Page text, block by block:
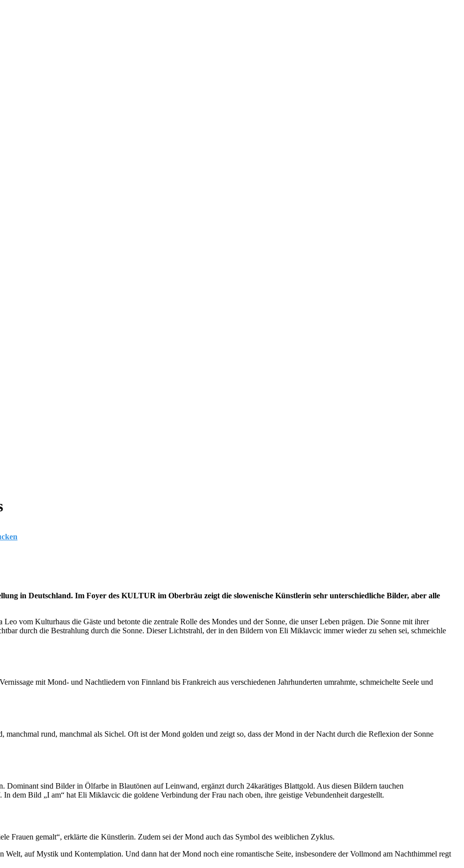
in Deutschland. Im Foyer des KULTUR im Oberbräu zeigt die slowenische Künstlerin sehr unterschiedliche Bilder, aber alle
Leo vom Kulturhaus die Gäste und betonte die zentrale Rolle des Mondes und der Sonne, die unser Leben prägen. Die Sonne mit ihrer
durch die Bestrahlung durch die Sonne. Dieser Lichtstrahl, der in den Bildern von Eli Miklavcic immer wieder zu sehen sei, schmeichle
mit Mond- und Nachtliedern von Finnland bis Frankreich aus verschiedenen Jahrhunderten umrahmte, schmeichelte Seele und
rund, manchmal als Sichel. Oft ist der Mond golden und zeigt so, dass der Mond in der Nacht durch die Reflexion der Sonne
Dominant sind Bilder in Ölfarbe in Blautönen auf Leinwand, ergänzt durch 24karätiges Blattgold. Aus diesen Bildern tauchen
dem Bild „I am“ hat Eli Miklavcic die goldene Verbindung der Frau nach oben, ihre geistige Vebundenheit dargestellt.
Frauen gemalt“, erklärte die Künstlerin. Zudem sei der Mond auch das Symbol des weiblichen Zyklus.
auf Mystik und Kontemplation. Und dann hat der Mond noch eine romantische Seite, insbesondere der Vollmond am Nachthimmel regt